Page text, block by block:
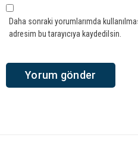
Daha sonraki yorumlarımda
adresim bu tarayıcıya kaydedilsin.